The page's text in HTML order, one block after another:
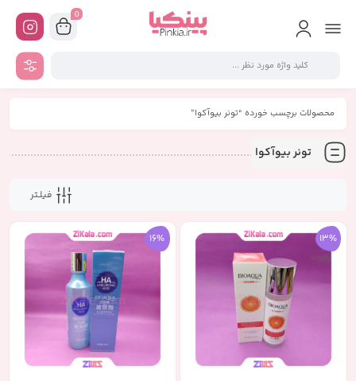
0
محصولات برچسب خورده “تونر بیوآکوا”
تونر بیوآکوا
فیلـتر
13%
16%